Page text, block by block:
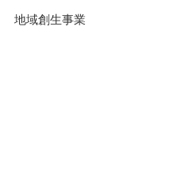
地域創生事業